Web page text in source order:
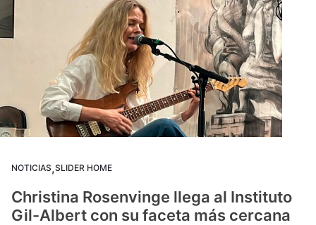
NOTICIAS,SLIDER HOME
Christina Rosenvinge llega al Instituto
Gil-Albert con su faceta más cercana